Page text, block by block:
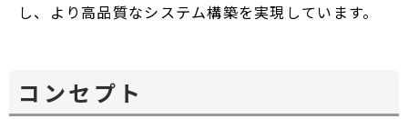
し、より高品質なシステム構築を実現しています。
コンセプト